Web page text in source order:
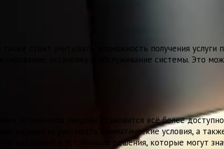
стоит учитывать возможность получения
установку и обслуживание системы. Это
источников энергии становится всё более
варианты, учитывать климатические условия, а
надежные и устойчивые решения, которые могут